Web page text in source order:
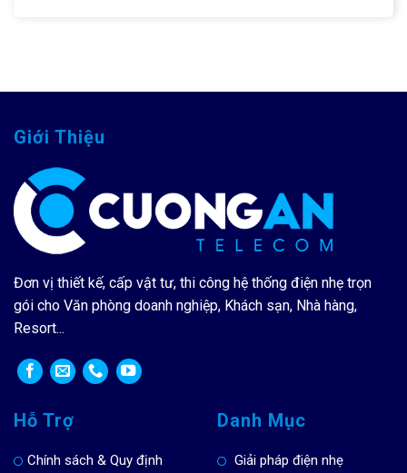
Giới Thiệu
Đơn vị thiết kế, cấp vật tư, thi công hệ thống điện nhẹ trọn
gói cho Văn phòng doanh nghiệp, Khách sạn, Nhà hàng,
Resort...
Hỗ Trợ
Chính sách & Quy định
Danh Mục
Giải pháp điện nhẹ